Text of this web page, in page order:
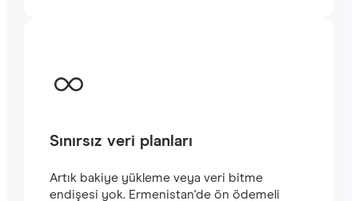
çıkarabilirsiniz.‎
Sınırsız veri planları
Artık bakiye yükleme veya veri bitme
endişesi yok. Ermenistan'de ön ödemeli